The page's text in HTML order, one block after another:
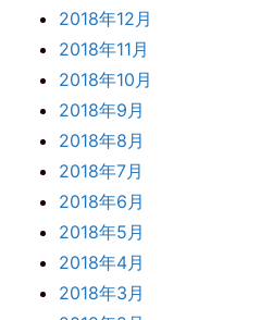
2018年12月
2018年11月
2018年10月
2018年9月
2018年8月
2018年7月
2018年6月
2018年5月
2018年4月
2018年3月